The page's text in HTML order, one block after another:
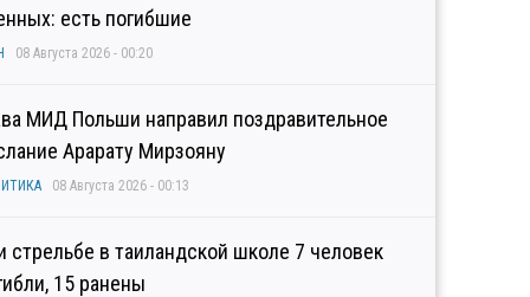
есть погибшие
08 Августа 2026 - 00:20
МИД Польши направил поздравительное
Арарату Мирзояну
08 Августа 2026 - 00:13
стрельбе в таиландской школе 7 человек
15 ранены